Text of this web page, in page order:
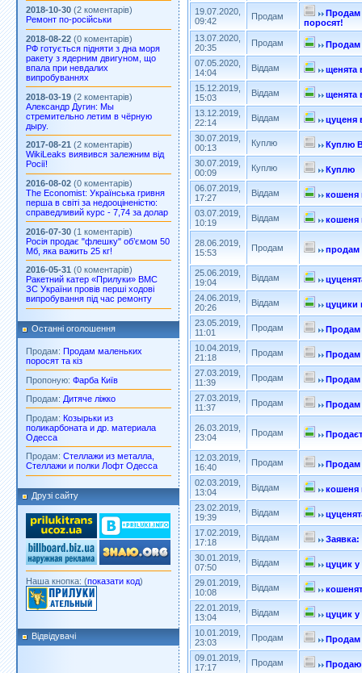
2018-10-30 (2 коментарів)
Ремонт по-російськи
2018-08-22 (0 коментарів)
РФ готується підняти з дна моря
ракету з ядерним двигуном, що
впала при невдалих
випробуваннях
2018-03-19 (2 коментарів)
Александр Дугин: Мы
стремительно летим в чёрную
дыру.
2017-08-21 (2 коментарів)
WikiLeaks виявився залежним від
Росії!
2016-08-02 (0 коментарів)
The Economist: Українська гривня
перша в світі за недооціненістю:
справедливий курс - 7,74 за долар
2016-07-30 (1 коментарів)
Росія продає "флешку" об’ємом 50
Мб, яка важить 25 кг!
2016-05-31 (0 коментарів)
Ракетний катер «Прилуки» ВМС
ЗС України провів перші ходові
випробування під час ремонту
Останні оголошення
Продам: Продам маленьких
поросят та кіз
Пропоную: Фарба Київ
Продам: Дитяче ліжко
Продам: Козырьки из
поликарбоната и др. материала
Одесса
Продам: Стеллажи из металла,
Стеллажи и полки Лофт Одесса
Друзі сайту
Наша кнопка: (показати код)
Відвідувачі
19.07.2020,
09:42
Продам
Продам
поросят!
13.07.2020,
20:35
Продам
Продам
07.05.2020,
14:04
Віддам
щенята
15.12.2019,
15:03
Віддам
щенята
13.12.2019,
22:14
Віддам
цуценя
30.07.2019,
00:13
Куплю
Куплю
30.07.2019,
00:09
Куплю
Куплю
06.07.2019,
17:27
Віддам
кошеня
03.07.2019,
10:19
Віддам кошеня
28.06.2019,
15:53
Продам продам
25.06.2019,
19:04
Віддам
24.06.2019,
20:26
Віддам
цуцики
23.05.2019,
11:01
Продам
Продам
10.04.2019,
21:18
Продам
Продам
27.03.2019,
11:39
Продам
Продам
27.03.2019,
11:37
Продам Продам
26.03.2019,
23:04
Продам
12.03.2019,
16:40
Продам
Продам
02.03.2019,
13:04
Віддам
кошеня
23.02.2019,
19:39
Віддам
17.02.2019,
17:18
Віддам
Заявка:
30.01.2019,
07:50
Віддам
цуцик у
29.01.2019,
10:08
Віддам
22.01.2019,
13:04
Віддам
цуцик у
10.01.2019,
23:03
Продам
Продам
09.01.2019,
17:17
Продам
Продаю